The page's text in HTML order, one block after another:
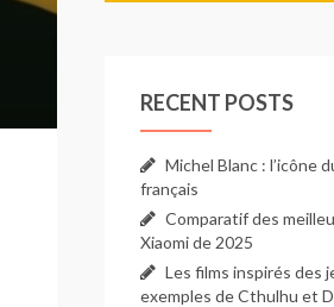
RECENT POSTS
Michel Blanc : l’icône
français
Comparatif des
Xiaomi de 2025
Les films inspirés des
exemples de Cthulhu et